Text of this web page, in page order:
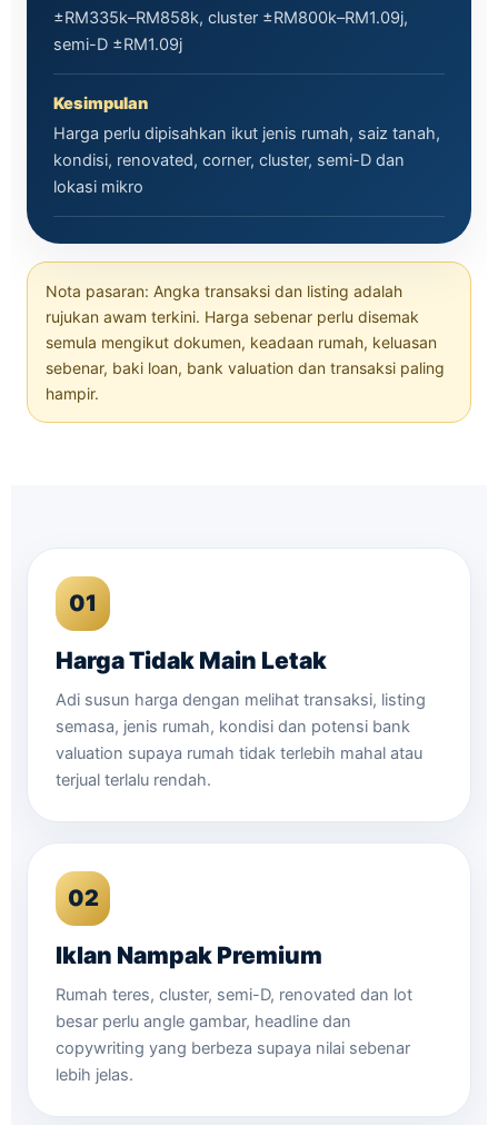
±RM335k–RM858k, cluster ±RM800k–RM1.09j,
semi-D ±RM1.09j
Kesimpulan
Harga perlu dipisahkan ikut jenis rumah, saiz tanah,
kondisi, renovated, corner, cluster, semi-D dan
lokasi mikro
Nota pasaran: Angka transaksi dan listing adalah
rujukan awam terkini. Harga sebenar perlu disemak
semula mengikut dokumen, keadaan rumah, keluasan
sebenar, baki loan, bank valuation dan transaksi paling
hampir.
01
Harga Tidak Main Letak
Adi susun harga dengan melihat transaksi, listing
semasa, jenis rumah, kondisi dan potensi bank
valuation supaya rumah tidak terlebih mahal atau
terjual terlalu rendah.
02
Iklan Nampak Premium
Rumah teres, cluster, semi-D, renovated dan lot
besar perlu angle gambar, headline dan
copywriting yang berbeza supaya nilai sebenar
lebih jelas.